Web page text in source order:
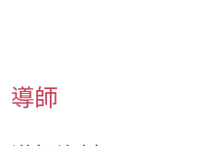
逢周四，下午7時15分至9
導師